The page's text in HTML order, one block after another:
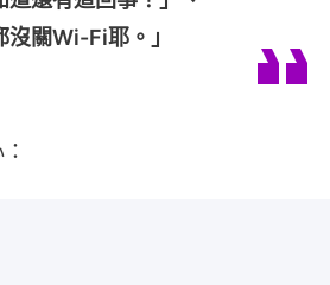
沒關Wi-Fi耶。」